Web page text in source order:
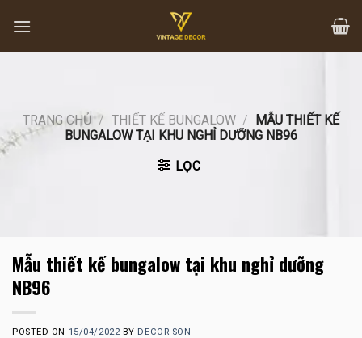
content
TRANG CHỦ / THIẾT KẾ BUNGALOW / MẪU THIẾT KẾ
BUNGALOW TẠI KHU NGHỈ DƯỠNG NB96
LỌC
Mẫu thiết kế bungalow tại khu nghỉ dưỡng
NB96
POSTED ON 15/04/2022BY DECOR SON